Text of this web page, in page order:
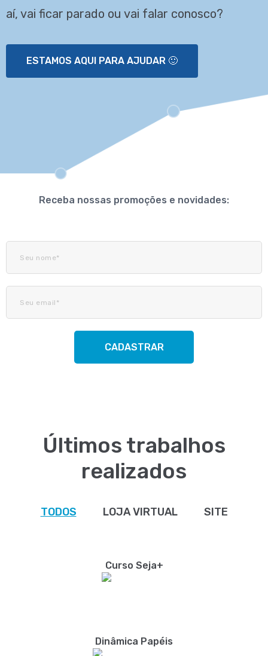
aí, vai ficar parado ou vai falar conosco?
ESTAMOS AQUI PARA AJUDAR 🙂
Receba nossas promoções e novidades:
CADASTRAR
Últimos trabalhos
realizados
TODOS LOJA VIRTUAL SITE
Curso Seja+
Dinâmica Papéis